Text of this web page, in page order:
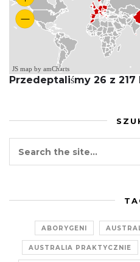
JS map by amCharts
Przedeptaliśmy 26 z 217
ABORYGENI
AUSTRALIA PRAKTYCZNIE